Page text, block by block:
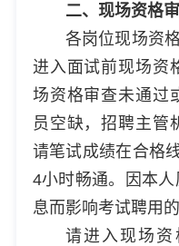
二、现场资格
各岗位现场资
进入面试前现场资
场资格审查未通过
员空缺，招聘主管
请笔试成绩在合格
4小时畅通。因本
息而影响考试聘用
请进入现场